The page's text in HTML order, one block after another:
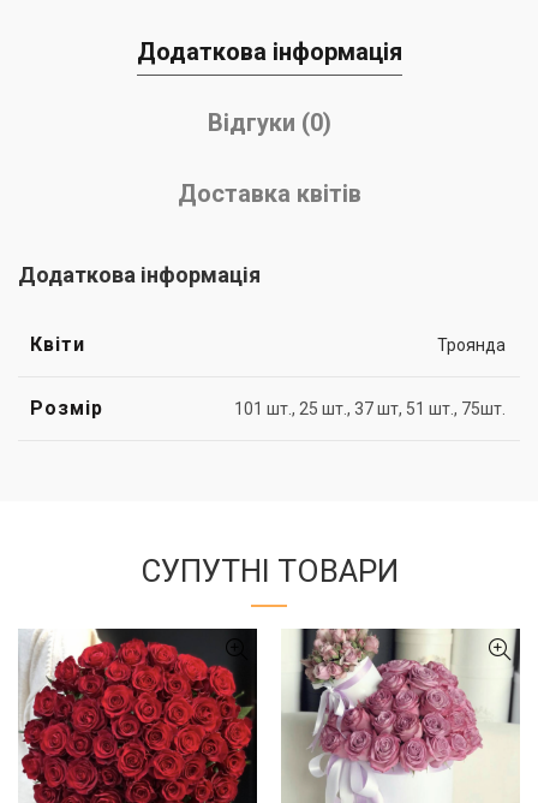
Додаткова інформація
Відгуки (0)
Доставка квітів
Додаткова інформація
Квіти Троянда
Розмір 101 шт., 25 шт., 37 шт, 51 шт., 75шт.
СУПУТНІ ТОВАРИ